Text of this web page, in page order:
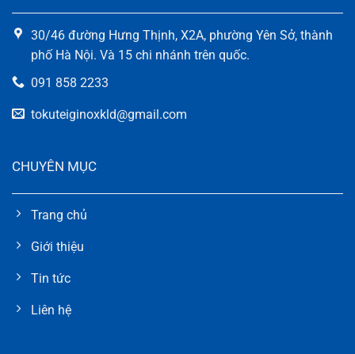
30/46 đường Hưng Thịnh, X2A, phường Yên Sở, thành
phố Hà Nội. Và 15 chi nhánh trên quốc.
091 858 2233
tokuteiginoxkld@gmail.com
CHUYÊN MỤC
Trang chủ
Giới thiệu
Tin tức
Liên hệ